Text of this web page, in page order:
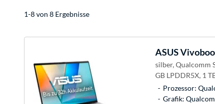
1-8 von 8 Ergebnisse
ASUS
silber, Qualcomm
GB LPDDR5X, 1
Prozessor:
Grafik: